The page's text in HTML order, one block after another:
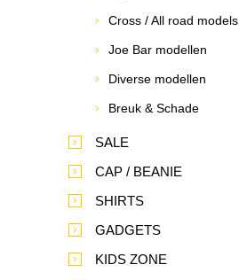
Cross / All road models
Joe Bar modellen
Diverse modellen
Breuk & Schade
SALE
CAP / BEANIE
SHIRTS
GADGETS
KIDS ZONE